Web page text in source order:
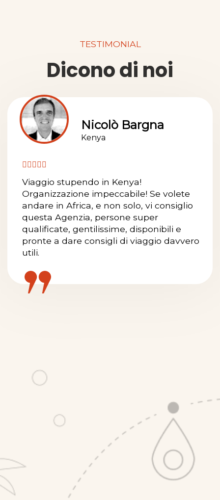
TESTIMONIAL
Dicono di noi
Nicolò Bargna
Kenya
Viaggio stupendo in Kenya!
Organizzazione impeccabile! Se volete
andare in Africa, e non solo, vi consiglio
questa Agenzia, persone super
qualificate, gentilissime, disponibili e
pronte a dare consigli di viaggio davvero
utili.